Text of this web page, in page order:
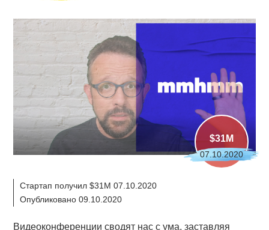
$31M
07.10.2020
Стартап получил $31M 07.10.2020
Опубликовано 09.10.2020
Видеоконференции сводят нас с ума, заставляя